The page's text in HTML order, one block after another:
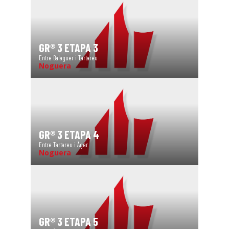
GR® 3 ETAPA 3
Entre Balaguer i Tartareu
Noguera
GR® 3 ETAPA 4
Entre Tartareu i Àger
Noguera
GR® 3 ETAPA 5